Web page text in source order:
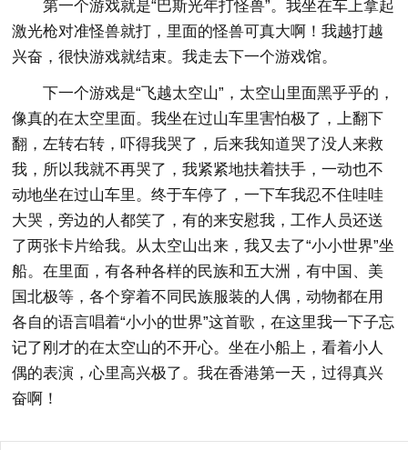
第一个游戏就是“巴斯光年打怪兽”。我坐在车上拿起
激光枪对准怪兽就打，里面的怪兽可真大啊！我越打越
兴奋，很快游戏就结束。我走去下一个游戏馆。
下一个游戏是“飞越太空山”，太空山里面黑乎乎的，
像真的在太空里面。我坐在过山车里害怕极了，上翻下
翻，左转右转，吓得我哭了，后来我知道哭了没人来救
我，所以我就不再哭了，我紧紧地扶着扶手，一动也不
动地坐在过山车里。终于车停了，一下车我忍不住哇哇
大哭，旁边的人都笑了，有的来安慰我，工作人员还送
了两张卡片给我。从太空山出来，我又去了“小小世界”坐
船。在里面，有各种各样的民族和五大洲，有中国、美
国北极等，各个穿着不同民族服装的人偶，动物都在用
各自的语言唱着“小小的世界”这首歌，在这里我一下子忘
记了刚才的在太空山的不开心。坐在小船上，看着小人
偶的表演，心里高兴极了。我在香港第一天，过得真兴
奋啊！